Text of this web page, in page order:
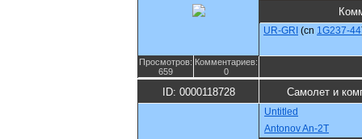
UR-GRI (cn 1G237-44
Просмотров:
659
Комментариев:
0
ID: 0000118728 Самолет и
Untitled
Antonov An-2T